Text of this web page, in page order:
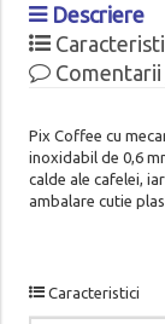
Descriere
Comentarii
Pix Coffee cu
inoxidabil de 0,6
calde ale cafelei,
ambalare cutie
Caracteristici